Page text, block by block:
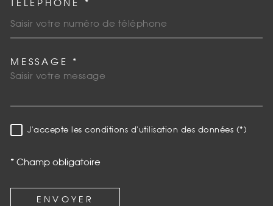
TÉLÉPHONE *
MESSAGE *
RÈGLEMENTATION
J'accepte les conditions d'utilisation des données (*)
* Champ obligatoire
ENVOYER